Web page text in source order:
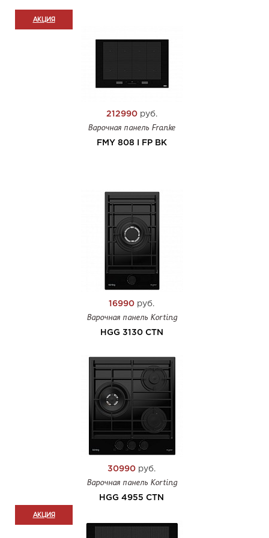
212990руб.
Варочная панель Franke
FMY 808 I FP BK
АКЦИЯ
16990 руб.
Варочная панель Korting
HGG 3130 CTN
30990 руб.
Варочная панель Korting
HGG 4955 CTN
АКЦИЯ